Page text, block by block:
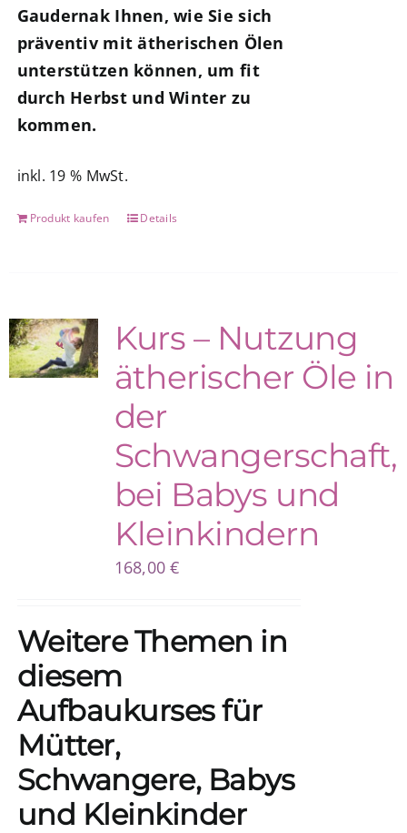
Gaudernak Ihnen, wie Sie sich
präventiv mit ätherischen Ölen
unterstützen können, um fit
durch Herbst und Winter zu
kommen.
inkl. 19 % MwSt.
Produkt kaufen Details
Kurs – Nutzung
ätherischer Öle in
der
Schwangerschaft,
bei Babys und
Kleinkindern
168,00€
Weitere Themen in
diesem
Aufbaukurses für
Mütter,
Schwangere, Babys
und Kleinkinder